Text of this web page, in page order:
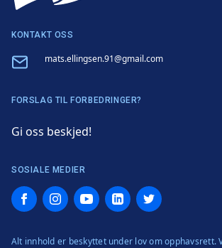
KONTAKT OSS
Email mats.ellingsen.91@gmail.com
FORSLAG TIL FORBEDRINGER?
Gi oss beskjed!
SOSIALE MEDIER
FacebookInstagramYouTubeLinkedInTwitter
Alt innhold er beskyttet under lov om opphavsrett.